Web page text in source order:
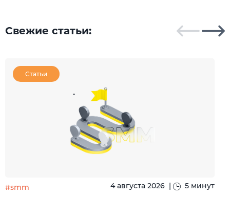
Свежие статьи:
Статьи
#smm 4 августа 2026 | 5 минут